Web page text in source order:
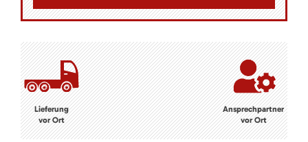
Lieferung
vor Ort
Ansprechpartner
vor Ort